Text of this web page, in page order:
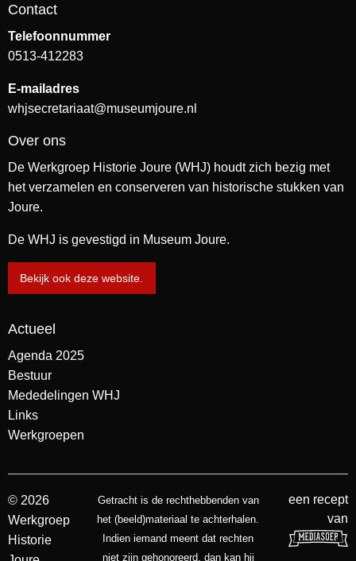
Contact
Telefoonnummer
0513-412283
E-mailadres
whjsecretariaat@museumjoure.nl
Over ons
De Werkgroep Historie Joure (WHJ) houdt zich bezig met
het verzamelen en conserveren van historische stukken van
Joure.
De WHJ is gevestigd in Museum Joure.
Bekijk ook deze website.
Actueel
Agenda 2025
Bestuur
Mededelingen WHJ
Links
Werkgroepen
© 2026
Werkgroep
Historie
Getracht is de rechthebbenden van
het (beeld)materiaal te achterhalen.
Indien iemand meent dat rechten
niet zijn gehonoreerd, dan kan hij
een recept
van